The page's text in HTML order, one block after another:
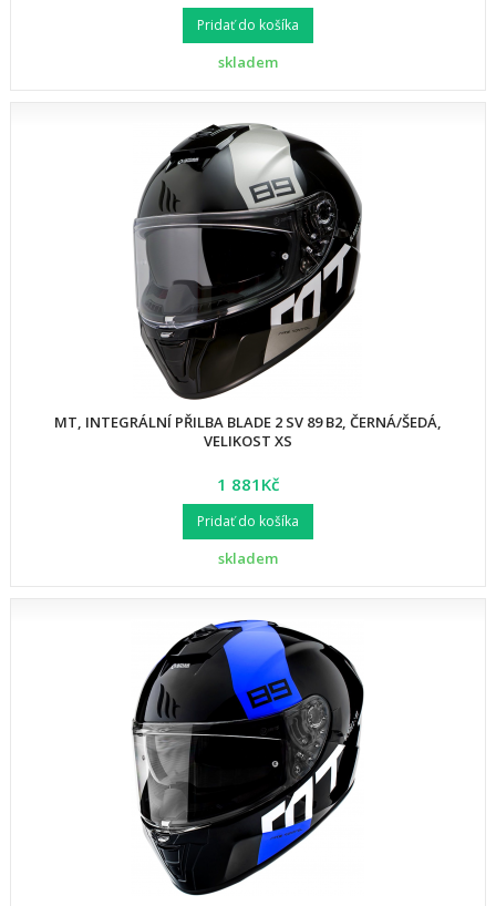
Pridať do košíka
skladem
MT, INTEGRÁLNÍ PŘILBA BLADE 2 SV 89 B2, ČERNÁ/ŠEDÁ,
VELIKOST XS
1 881Kč
Pridať do košíka
skladem